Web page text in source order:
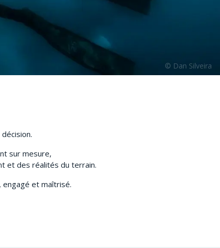
sur mesure,
et des réalités du terrain.
et maîtrisé.